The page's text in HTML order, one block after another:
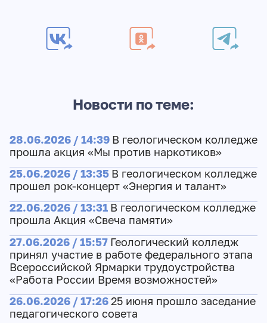
Новости по теме:
28.06.2026 / 14:39 В геологическом колледже
прошла акция «Мы против наркотиков»
25.06.2026 / 13:35 В геологическом колледже
прошел рок-концерт «Энергия и талант»
22.06.2026 / 13:31 В геологическом колледже
прошла Акция «Свеча памяти»
27.06.2026 / 15:57 Геологический колледж
принял участие в работе федерального этапа
Всероссийской Ярмарки трудоустройства
«Работа России Время возможностей»
26.06.2026 / 17:2625 июня прошло заседание
педагогического совета